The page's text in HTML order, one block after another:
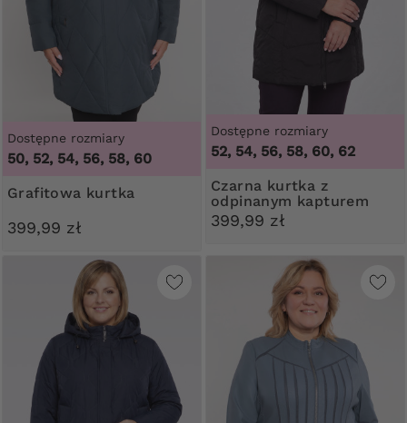
Dostępne rozmiary
50, 52, 54, 56, 58, 60
Grafitowa kurtka
399,99 zł
Dostępne rozmiary
52, 54, 56, 58, 60, 62
Czarna kurtka z
odpinanym kapturem
399,99 zł